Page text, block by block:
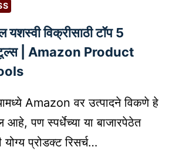
विक्रीसाठी टॉप 5
टूल्स | Amazon Product
Amazon वर उत्पादने विकणे हे
आहे, पण स्पर्धेच्या या बाजारपेठेत
योग्य प्रोडक्ट रिसर्च…